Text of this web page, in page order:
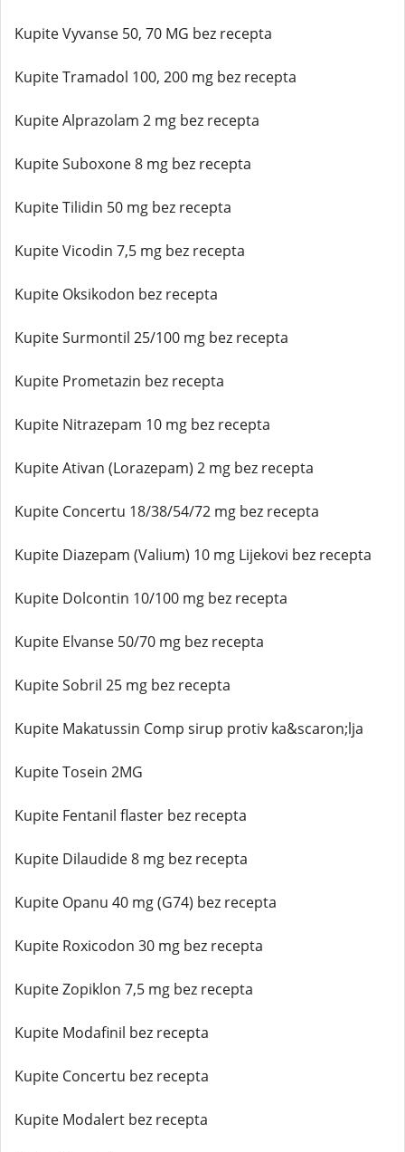
Kupite Vyvanse 50, 70 MG bez recepta
Kupite Tramadol 100, 200 mg bez recepta
Kupite Alprazolam 2 mg bez recepta
Kupite Suboxone 8 mg bez recepta
Kupite Tilidin 50 mg bez recepta
Kupite Vicodin 7,5 mg bez recepta
Kupite Oksikodon bez recepta
Kupite Surmontil 25/100 mg bez recepta
Kupite Prometazin bez recepta
Kupite Nitrazepam 10 mg bez recepta
Kupite Ativan (Lorazepam) 2 mg bez recepta
Kupite Concertu 18/38/54/72 mg bez recepta
Kupite Diazepam (Valium) 10 mg Lijekovi bez recepta
Kupite Dolcontin 10/100 mg bez recepta
Kupite Elvanse 50/70 mg bez recepta
Kupite Sobril 25 mg bez recepta
Kupite Makatussin Comp sirup protiv ka&scaron;lja
Kupite Tosein 2MG
Kupite Fentanil flaster bez recepta
Kupite Dilaudide 8 mg bez recepta
Kupite Opanu 40 mg (G74) bez recepta
Kupite Roxicodon 30 mg bez recepta
Kupite Zopiklon 7,5 mg bez recepta
Kupite Modafinil bez recepta
Kupite Concertu bez recepta
Kupite Modalert bez recepta